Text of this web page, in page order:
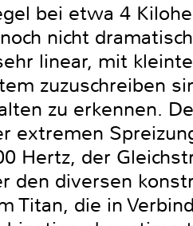
bei etwa 4
nicht
linear, mit
zuzuschreiben
zu erkennen.
extremen
Hertz, der
den diversen
Titan, die in